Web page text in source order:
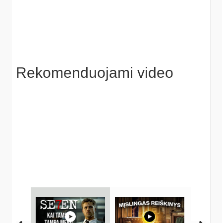
Rekomenduojami video